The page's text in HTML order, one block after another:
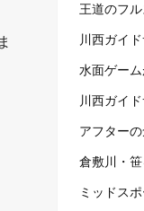
王道のフ
川西ガイ
水面ゲーム
川西ガイ
アフター
倉敷川・笹
ミッドス